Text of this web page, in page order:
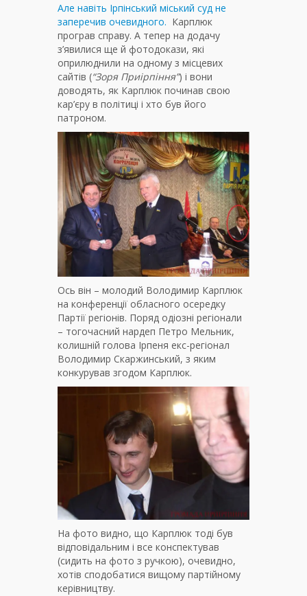
Але навіть Ірпінський міський суд не
заперечив очевидного. Карплюк
програв справу. А тепер на додачу
з’явилися ще й фотодокази, які
оприлюднили на одному з місцевих
сайтів (“Зоря Приірпіння”) і вони
доводять, як Карплюк починав свою
кар’єру в політиці і хто був його
патроном.
Ось він – молодий Володимир Карплюк
на конференції обласного осередку
Партії регіонів. Поряд одіозні регіонали
– тогочасний нардеп Петро Мельник,
колишній голова Ірпеня екс-регіонал
Володимир Скаржинський, з яким
конкурував згодом Карплюк.
На фото видно, що Карплюк тоді був
відповідальним і все конспектував
(сидить на фото з ручкою), очевидно,
хотів сподобатися вищому партійному
керівництву.